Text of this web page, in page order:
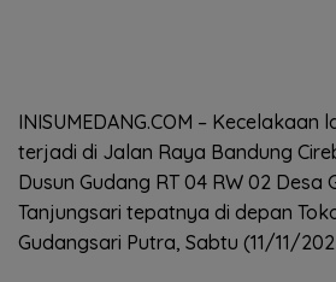
INISUMEDANG.COM – Kecelakaan
terjadi di Jalan Raya Bandung
Dusun Gudang RT 04 RW 02 Desa
Tanjungsari tepatnya di depan
Gudangsari Putra, Sabtu (11/11/